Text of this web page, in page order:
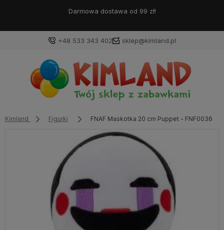
Darmowa dostawa od 99 zł!
+48 533 343 402 sklep@kimland.pl
Kimland Figurki FNAF Maskotka 20 cm Puppet - FNF0036